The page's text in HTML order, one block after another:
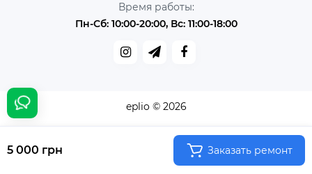
5 000 грн Заказать ремонт
Время работы:
Пн-Сб: 10:00-20:00, Вс: 11:00-18:00
eplio © 2026